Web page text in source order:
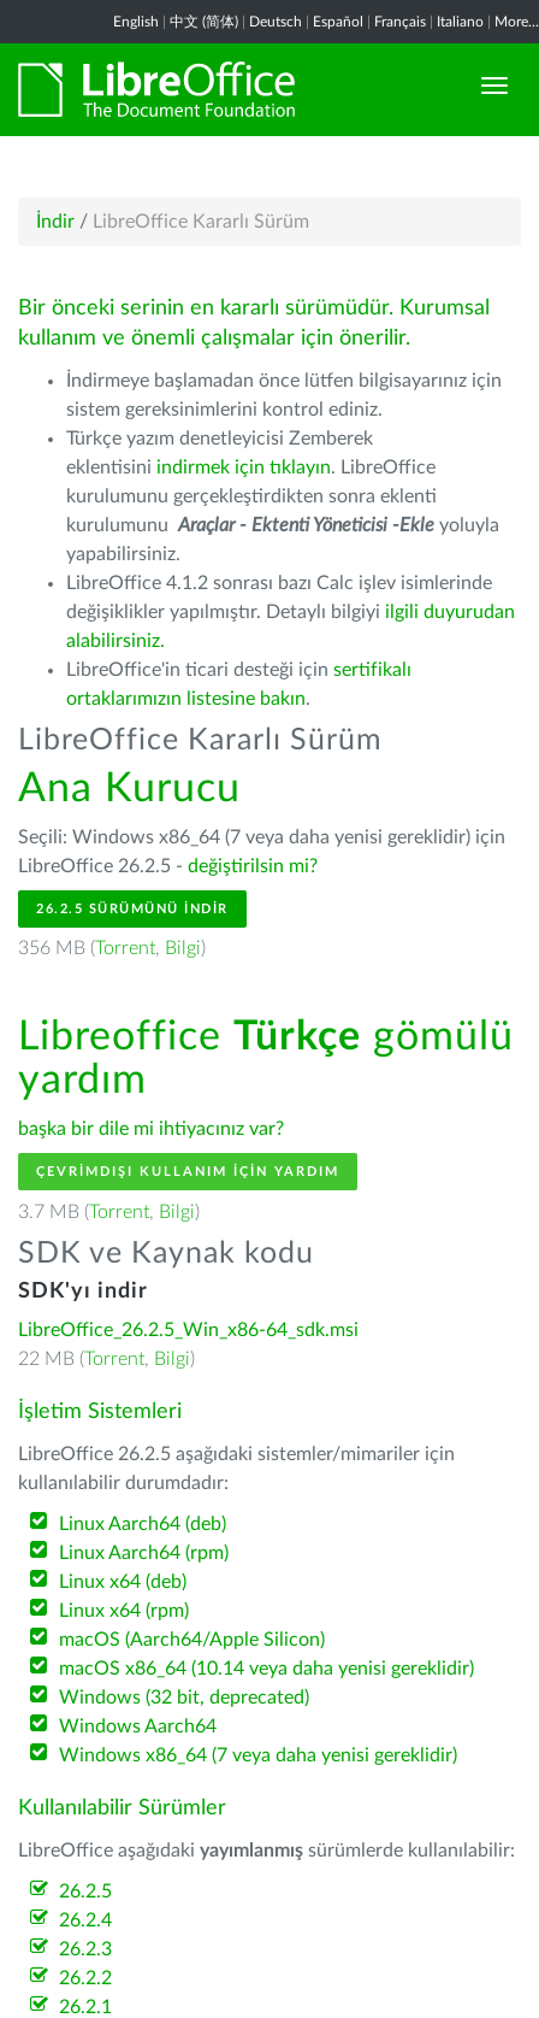
English 中文 (简体) Deutsch Español Français Italiano More...
İndir / LibreOffice Kararlı Sürüm
Bir önceki serinin en kararlı sürümüdür. Kurumsal
kullanım ve önemli çalışmalar için önerilir.
İndirmeye başlamadan önce lütfen bilgisayarınız için
sistem gereksinimlerini kontrol ediniz.
Türkçe yazım denetleyicisi Zemberek
eklentisini indirmek için tıklayın. LibreOffice
kurulumunu gerçekleştirdikten sonra eklenti
kurulumunu Araçlar - Ektenti Yöneticisi -Ekle yoluyla
yapabilirsiniz.
LibreOffice 4.1.2 sonrası bazı Calc işlev isimlerinde
değişiklikler yapılmıştır. Detaylı bilgiyi ilgili duyurudan
alabilirsiniz.
LibreOffice'in ticari desteği için sertifikalı
ortaklarımızın listesine bakın.
LibreOffice Kararlı Sürüm
Ana Kurucu
Seçili: Windows x86_64 (7 veya daha yenisi gereklidir) için
LibreOffice 26.2.5 - değiştirilsin mi?
26.2.5 SÜRÜMÜNÜ İNDIR
356 MB (Torrent, Bilgi)
Libreoffice Türkçe gömülü
yardım
başka bir dile mi ihtiyacınız var?
ÇEVRIMDIŞI KULLANIM IÇIN YARDIM
3.7 MB (Torrent, Bilgi)
SDK ve Kaynak kodu
SDK'yı indir
LibreOffice_26.2.5_Win_x86-64_sdk.msi
22 MB (Torrent, Bilgi)
İşletim Sistemleri
LibreOffice 26.2.5 aşağıdaki sistemler/mimariler için
kullanılabilir durumdadır:
Linux Aarch64 (deb)
Linux Aarch64 (rpm)
Linux x64 (deb)
Linux x64 (rpm)
macOS (Aarch64/Apple Silicon)
macOS x86_64 (10.14 veya daha yenisi gereklidir)
Windows (32 bit, deprecated)
Windows Aarch64
Windows x86_64 (7 veya daha yenisi gereklidir)
Kullanılabilir Sürümler
LibreOffice aşağıdaki yayımlanmış sürümlerde kullanılabilir:
26.2.5
26.2.4
26.2.3
26.2.2
26.2.1